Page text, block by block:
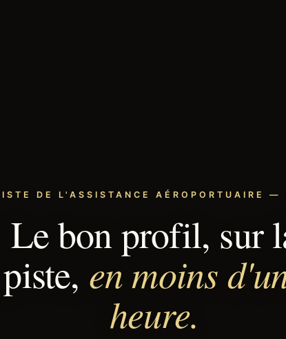
DE L'ASSISTANCE AÉROPORTUAIRE —
Le bon profil, sur
piste, en moins
heure.